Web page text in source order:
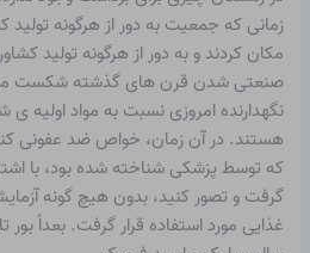
زمانی که جمعیت به دور از هرگونه
مکان کردند و به دور از هرگونه تولید
صنعتی شدن قرن های گذشته شکست می
نگهدارنده امروزی نسبت به مواد اولیه
هستند. در آن زمان، خواص ضد عفونی
که توسط پزشکی شناخته شده بود، با
گرفت و تصور کنید، بدون هیچ گونه
غذایی مورد استفاده قرار گرفت. بعداً بور